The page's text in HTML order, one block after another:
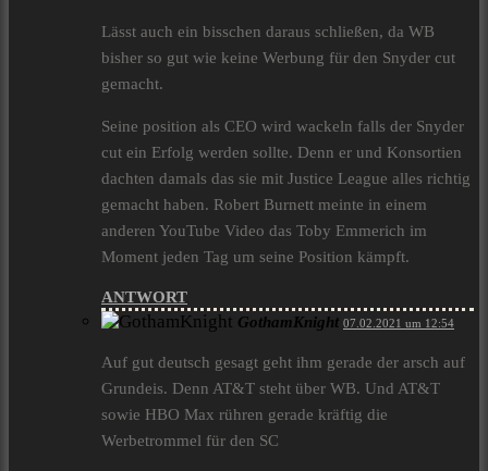
Lässt auch ein bisschen daraus schließen, da WB
bisher so gut wie keine Werbung für den Snyder cut
gemacht.
Seine position als CEO wird wackeln falls der Snyder
cut ein Erfolg werden sollte. Denn er und Konsortien
dachten damals das sie mit Justice League alles richtig
gemacht haben. Robert Burnett meinte in einem
anderen YouTube Video das Toby Emmerich im
Moment jeden Tag um seine Position kämpft.
ANTWORT
GothamKnight 07.02.2021 um 12:54
Auf gut deutsch gesagt geht ihm gerade der arsch auf
Grundeis. Denn AT&T steht über WB. Und AT&T
sowie HBO Max rühren gerade kräftig die
Werbetrommel für den SC